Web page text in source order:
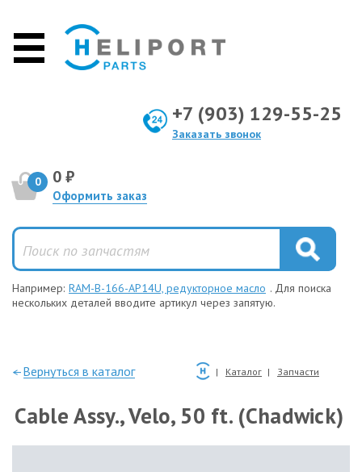
+7 (903) 129-55-25
Заказать звонок
0 0 ₽
Оформить заказ
Например: RAM-B-166-AP14U, редукторное масло . Для поиска
нескольких деталей вводите артикул через запятую.
—Вернуться в каталог Каталог Запчасти
Cable Assy., Velo, 50 ft. (Chadwick)